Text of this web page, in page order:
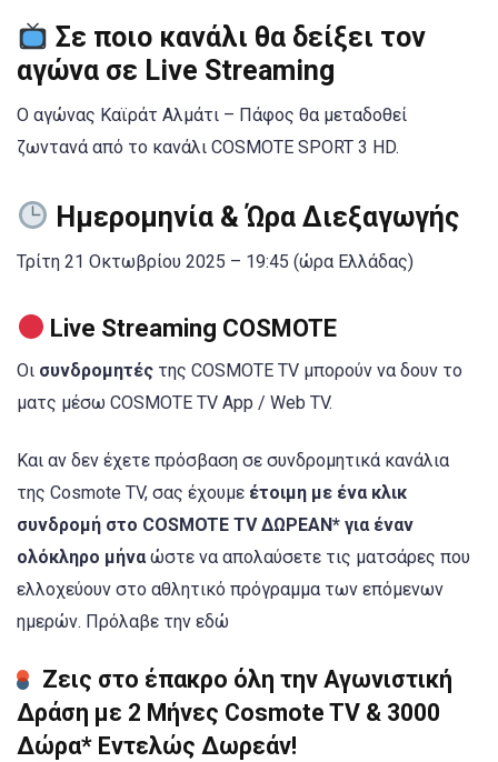
Σε ποιο κανάλι θα δείξει τον
αγώνα σε Live Streaming
Ο αγώνας Καϊράτ Αλμάτι – Πάφος θα μεταδοθεί
ζωντανά από το κανάλι COSMOTE SPORT 3 HD.
Ημερομηνία & Ώρα Διεξαγωγής
Τρίτη 21 Οκτωβρίου 2025 – 19:45 (ώρα Ελλάδας)
Live Streaming COSMOTE
Οι συνδρομητές της COSMOTE TV μπορούν να δουν το
ματς μέσω COSMOTE TV App / Web TV.
Και αν δεν έχετε πρόσβαση σε συνδρομητικά κανάλια
της Cosmote TV, σας έχουμε έτοιμη με ένα κλικ
συνδρομή στο COSMOTE TV ΔΩΡΕΑΝ* για έναν
ολόκληρο μήναώστε να απολαύσετε τις ματσάρες που
ελλοχεύουν στο αθλητικό πρόγραμμα των επόμενων
ημερών. Πρόλαβε την εδώ
Ζεις στο έπακρο όλη την Αγωνιστική
Δράση με 2 Μήνες Cosmote TV & 3000
Δώρα* Εντελώς Δωρεάν!